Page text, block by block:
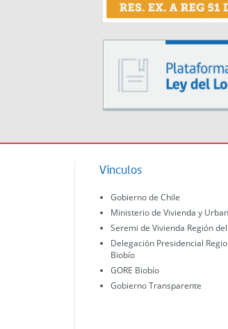
Vínculos
Gobierno de Chile
Ministerio de Vivienda y
Seremi de Vivienda Región
Delegación Presidencial
Biobío
GORE Biobío
Gobierno Transparente